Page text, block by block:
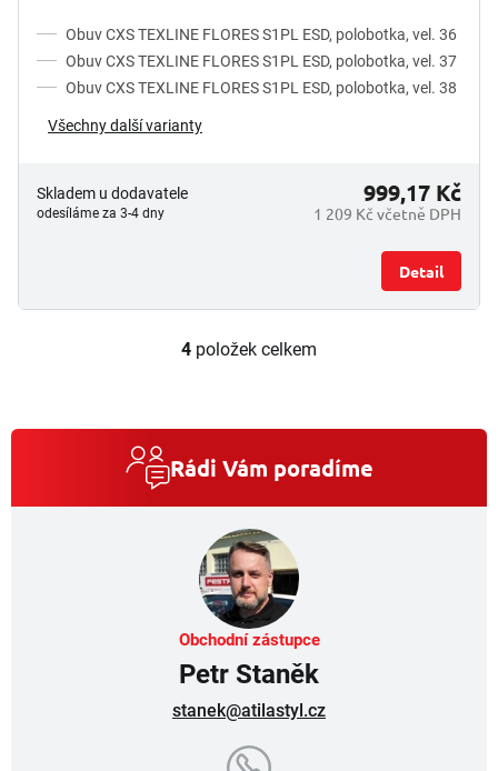
Obuv CXS TEXLINE FLORES S1PL ESD, polobotka, vel. 36
Obuv CXS TEXLINE FLORES S1PL ESD, polobotka, vel. 37
Obuv CXS TEXLINE FLORES S1PL ESD, polobotka, vel. 38
Všechny další varianty
Skladem u dodavatele
odesíláme za 3-4 dny 1 209 Kč včetně DPH
999,17 Kč
Detail
O
a
í
p
r
v
k
y
v
p
s
4 položek celkem
Rádi Vám poradíme
Obchodní zástupce
Petr Staněk
stanek@atilastyl.cz